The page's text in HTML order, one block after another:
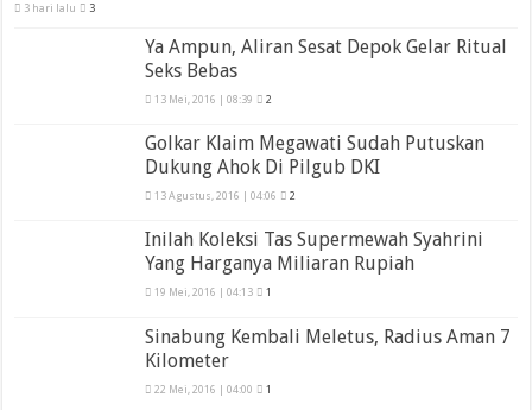
3 hari lalu 3
Ya Ampun, Aliran Sesat Depok Gelar Ritual
Seks Bebas
13 Mei, 2016 | 08:39 2
Golkar Klaim Megawati Sudah Putuskan
Dukung Ahok Di Pilgub DKI
13 Agustus, 2016 | 04:06 2
Inilah Koleksi Tas Supermewah Syahrini
Yang Harganya Miliaran Rupiah
19 Mei, 2016 | 04:13 1
Sinabung Kembali Meletus, Radius Aman 7
Kilometer
22 Mei, 2016 | 04:00 1